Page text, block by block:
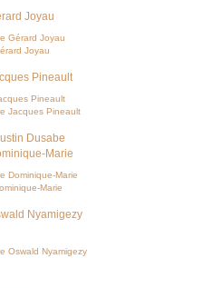
Joyau
Gérard Joyau
Joyau
Pineault
Pineault
Jacques Pineault
Dusabe
Marie
Dominique-Marie
Marie
Nyamigezy
Oswald Nyamigezy